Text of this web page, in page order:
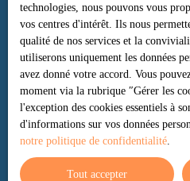
+33 7 81 93 34
3 rue des Donjons
88510 Eloyes
technologies, nous pouvons vous
vos centres d'intérêt. Ils nous
qualité de nos services et la
utiliserons uniquement les données
avez donné votre accord. Vous
moment via la rubrique ″Gérer les
l'exception des cookies essentiels à
d'informations sur vos données
notre politique de confidentialité.
Tout accepter